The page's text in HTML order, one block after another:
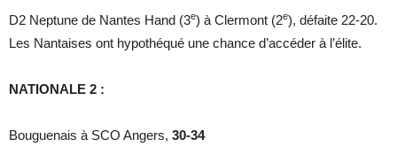
D2 Neptune de Nantes Hand (3e) à Clermont (2e), défaite 22-20.
Les Nantaises ont hypothéqué une chance d’accéder à l’élite.
NATIONALE 2 :
Bouguenais à SCO Angers, 30-34